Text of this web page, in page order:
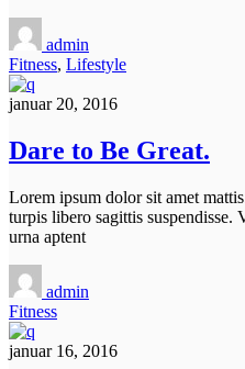
admin
Fitness, Lifestyle
januar 20, 2016
Dare to Be Great.
Lorem ipsum dolor sit amet
turpis libero sagittis
urna aptent
admin
Fitness
januar 16, 2016